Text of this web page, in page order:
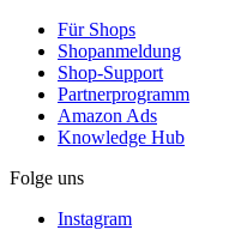
Für Shops
Shopanmeldung
Shop-Support
Partnerprogramm
Amazon Ads
Knowledge Hub
Folge uns
Instagram